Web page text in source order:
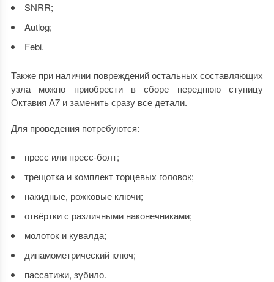
SNRR;
Autlog;
Febi.
Также при наличии повреждений остальных составляющих
узла можно приобрести в сборе переднюю ступицу
Октавия А7 и заменить сразу все детали.
Для проведения потребуются:
пресс или пресс-болт;
трещотка и комплект торцевых головок;
накидные, рожковые ключи;
отвёртки с различными наконечниками;
молоток и кувалда;
динамометрический ключ;
пассатижи, зубило.